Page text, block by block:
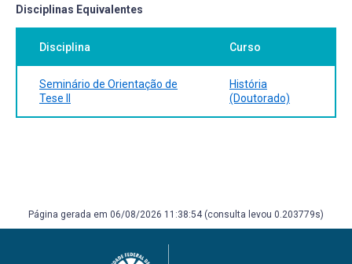
Disciplinas Equivalentes
Disciplina Curso
Seminário de Orientação de
Tese II
História
(Doutorado)
Página gerada em 06/08/2026 11:38:54 (consulta levou 0.203779s)